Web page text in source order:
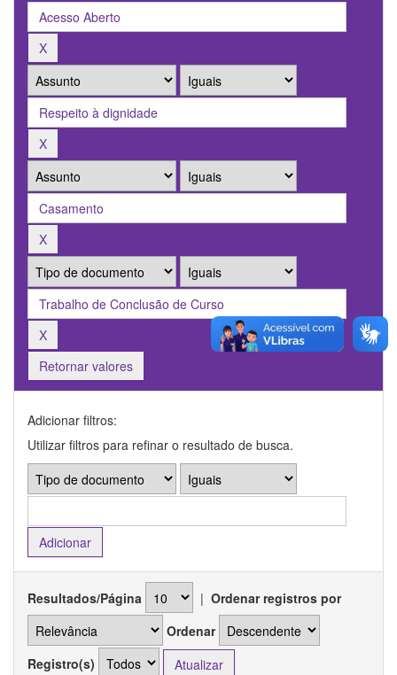
Retornar valores
Adicionar filtros:
Utilizar filtros para refinar o resultado de busca.
Resultados/Página | Ordenar registros por
Ordenar
Registro(s)